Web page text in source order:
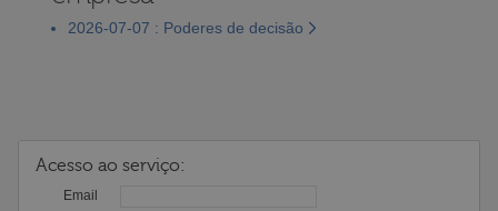
2026-07-07 : Poderes de decisão
Acesso ao serviço:
Email